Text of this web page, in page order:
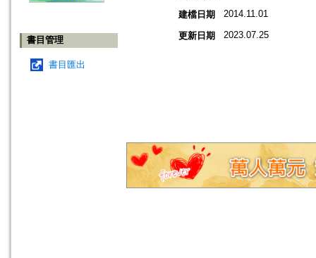
書目管理
書目匯出
建檔日期 2014.11.01
更新日期 2023.07.25